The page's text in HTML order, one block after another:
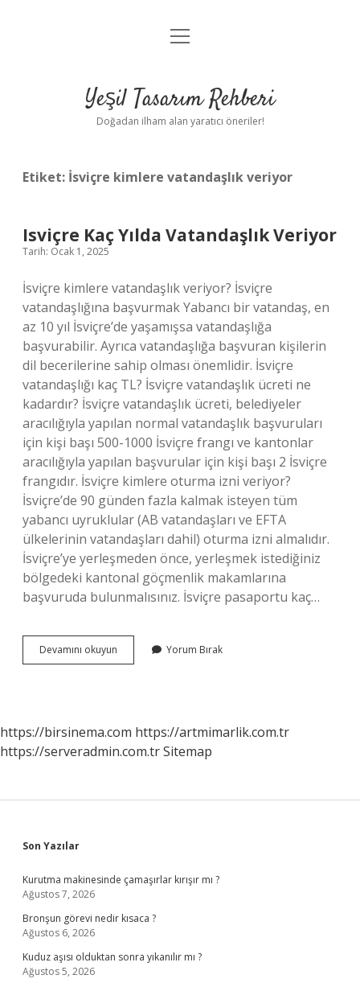
Anasayfa
Yasal Uyarı
menüyü
Yeşil Tasarım Rehberi
Doğadan ilham alan yaratıcı öneriler!
Etiket: İsviçre kimlere vatandaşlık veriyor
Isviçre Kaç Yılda Vatandaşlık Veriyor
Tarih: Ocak 1, 2025
İsviçre kimlere vatandaşlık veriyor? İsviçre
vatandaşlığına başvurmak Yabancı bir vatandaş, en
az 10 yıl İsviçre’de yaşamışsa vatandaşlığa
başvurabilir. Ayrıca vatandaşlığa başvuran kişilerin
dil becerilerine sahip olması önemlidir. İsviçre
vatandaşlığı kaç TL? İsviçre vatandaşlık ücreti ne
kadardır? İsviçre vatandaşlık ücreti, belediyeler
aracılığıyla yapılan normal vatandaşlık başvuruları
için kişi başı 500-1000 İsviçre frangı ve kantonlar
aracılığıyla yapılan başvurular için kişi başı 2 İsviçre
frangıdır. İsviçre kimlere oturma izni veriyor?
İsviçre’de 90 günden fazla kalmak isteyen tüm
yabancı uyruklular (AB vatandaşları ve EFTA
ülkelerinin vatandaşları dahil) oturma izni almalıdır.
İsviçre’ye yerleşmeden önce, yerleşmek istediğiniz
bölgedeki kantonal göçmenlik makamlarına
başvuruda bulunmalısınız. İsviçre pasaportu kaç…
Devamını okuyun
Kaç
Yorum Bırak
https://birsinema.com https://artmimarlik.com.tr
https://serveradmin.com.trSitemap
Sidebar
Son Yazılar
Kurutma makinesinde çamaşırlar kırışır mı ?
Ağustos 7, 2026
Bronşun görevi nedir kısaca ?
Ağustos 6, 2026
Kuduz aşısı olduktan sonra yıkanılır mı ?
Ağustos 5, 2026